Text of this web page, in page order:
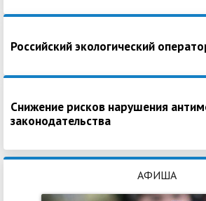
Российский экологический
Снижение рисков нарушения
законодательства
АФИША